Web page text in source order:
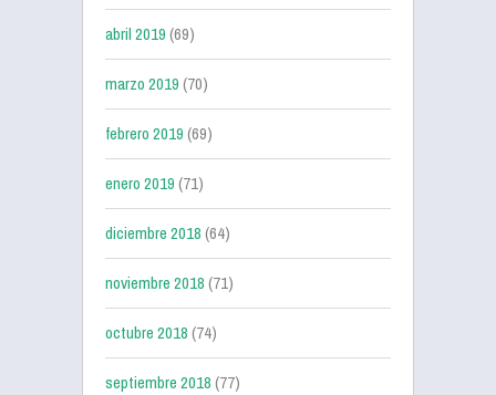
abril 2019(69)
marzo 2019(70)
febrero 2019(69)
enero 2019(71)
diciembre 2018(64)
noviembre 2018(71)
octubre 2018(74)
septiembre 2018(77)